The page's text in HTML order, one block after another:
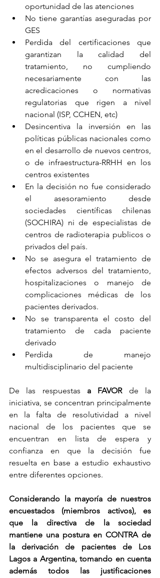
oportunidad de las atenciones
No tiene garantías aseguradas por
GES
Perdida del certificaciones que
garantizan la calidad del
tratamiento, no cumpliendo
necesariamente con las
acredicaciones o normativas
regulatorias que rigen a nivel
nacional (ISP, CCHEN, etc)
Desincentiva la inversión en las
políticas públicas nacionales como
en el desarrollo de nuevos centros,
o de infraestructura-RRHH en los
centros existentes
En la decisión no fue considerado
el asesoramiento desde
sociedades científicas chilenas
(SOCHIRA) ni de especialistas de
centros de radioterapia publicos o
privados del país.
No se asegura el tratamiento de
efectos adversos del tratamiento,
hospitalizaciones o manejo de
complicaciones médicas de los
pacientes derivados.
No se transparenta el costo del
tratamiento de cada paciente
derivado
Perdida de manejo
multidisciplinario del paciente
De las respuestas a FAVOR de la
iniciativa, se concentran principalmente
en la falta de resolutividad a nivel
nacional de los pacientes que se
encuentran en lista de espera y
confianza en que la decisión fue
resuelta en base a estudio exhaustivo
entre diferentes opciones.
Considerando la mayoría de nuestros
encuestados (miembros activos), es
que la directiva de la sociedad
mantiene una postura en CONTRA de
la derivación de pacientes de Los
Lagos a Argentina, tomando en cuenta
además todos las justificaciones